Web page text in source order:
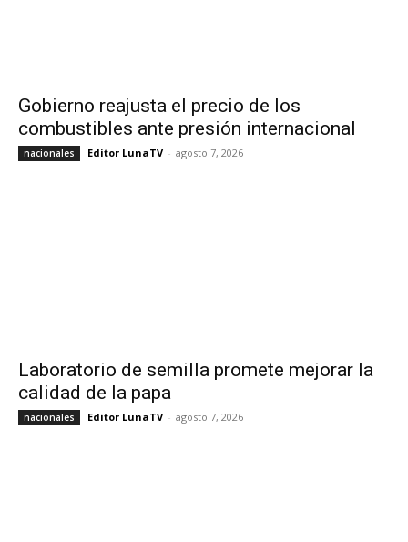
Gobierno reajusta el precio de los
combustibles ante presión internacional
nacionales Editor LunaTV - agosto 7, 2026
Laboratorio de semilla promete mejorar la
calidad de la papa
nacionales Editor LunaTV - agosto 7, 2026